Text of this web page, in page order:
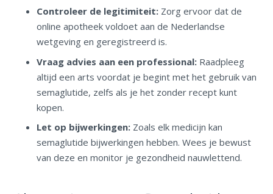
Controleer de legitimiteit: Zorg ervoor dat de
online apotheek voldoet aan de Nederlandse
wetgeving en geregistreerd is.
Vraag advies aan een professional: Raadpleeg
altijd een arts voordat je begint met het gebruik van
semaglutide, zelfs als je het zonder recept kunt
kopen.
Let op bijwerkingen: Zoals elk medicijn kan
semaglutide bijwerkingen hebben. Wees je bewust
van deze en monitor je gezondheid nauwlettend.